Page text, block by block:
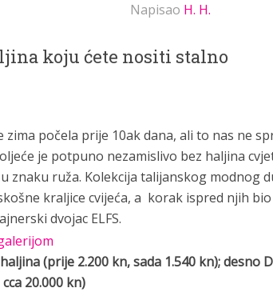
Napisao H. H.
koju ćete nositi stalno
zima počela prije 10ak dana, ali to nas ne
je potpuno nezamislivo bez haljina
znaku ruža. Kolekcija talijanskog modnog
kraljice cvijeća, a korak ispred njih
dvojac ELFS.
haljina (prije 2.200 kn, sada 1.540 kn); desno
20.000 kn)